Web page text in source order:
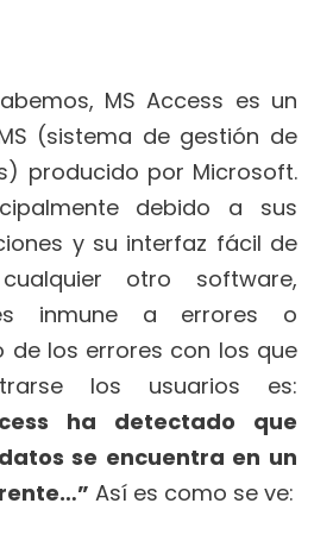
MS Access es un
(sistema de gestión de
producido por Microsoft.
debido a sus
y su interfaz fácil de
otro software,
inmune a errores o
de los errores con los que
los usuarios es:
ha detectado que
se encuentra en un
Así es como se ve: